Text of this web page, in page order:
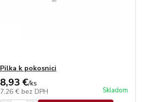
Pilka k pokosnici
8,93 €/ks
7,26 € bez DPH Skladom